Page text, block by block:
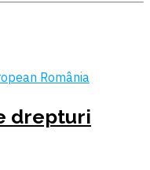
România
drepturi